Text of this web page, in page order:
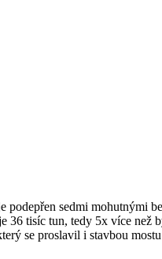
sedmi mohutnými
36 tisíc tun, tedy 5x více
se proslavil i stavbou